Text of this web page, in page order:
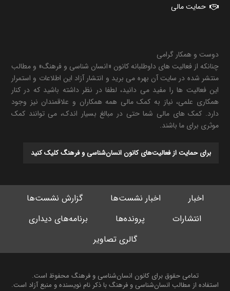
حمایت مالی
دوست و همکار گرامی
چنانکه از فعالیت های داوطلبانه کانون «انسان شناسی و فرهنگ» و مطالب
منتشر شده در سایت آن بهره می برید و انتشار آزاد این اطلاعات و استمرار
این فعالیت ها را مفید می دانید، لطفا در نظر داشته باشید که در کنار
همکاری علمی، نیاز به کمک مالی همه همکاران و علاقمندان نیز وجود
دارد. کمک های مالی شما حتی در مبالغ بسیار اندک، می توانند کمک
موثری برای ما باشند.
برای حمایت از فعالیت‌های کانون انسان‌شناسی و فرهنگ کلیک کنید
اخبار اخبار نشست‌ها
گزارش نشست‌ها
انتشارات
پرونده‌ها
برنامه‌های دیداری
گالری تصاویر
تمامی حقوق برای کانون انسان‌شناسی و فرهنگ محفوظ است.
استفاده از مطالب انسان‌شناسی و فرهنگ با ذکر نام نویسنده و منبع آزاد است.